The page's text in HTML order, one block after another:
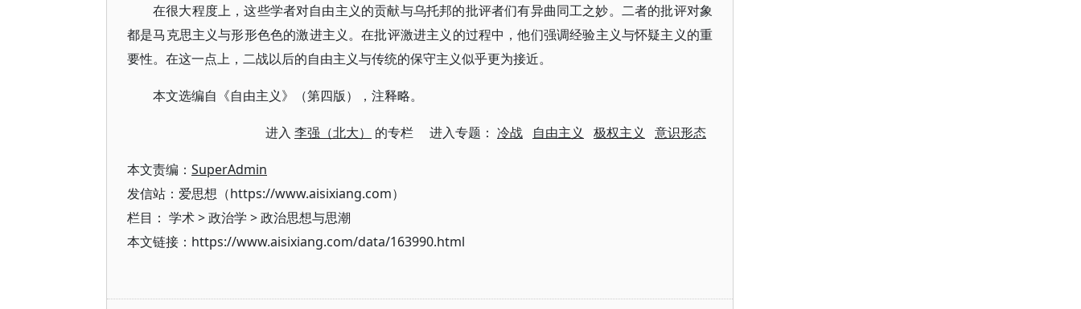
在很大程度上，这些学者对自由主义的贡献与乌托邦的批评者们有异曲同工之妙。二者的批评对象
都是马克思主义与形形色色的激进主义。在批评激进主义的过程中，他们强调经验主义与怀疑主义的重
要性。在这一点上，二战以后的自由主义与传统的保守主义似乎更为接近。
本文选编自《自由主义》（第四版），注释略。
进入 李强（北大） 的专栏 进入专题： 冷战 自由主义 极权主义 意识形态
本文责编： SuperAdmin
发信站：爱思想（https://www.aisixiang.com）
栏目： 学术>政治学 >政治思想与思潮
本文链接：https://www.aisixiang.com/data/163990.html